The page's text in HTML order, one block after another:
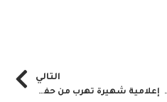
إتفاق جوبا
التالي
إعلامية شهيرة تهرب من حفل زفافها